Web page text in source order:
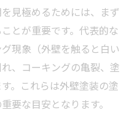
壁塗装の知識
節と理由を比較表で解
ット・デメリットを知
見極めるためには、まず
とが重要です。代表的な
現象（外壁を触ると白い
、コーキングの亀裂、塗
。これらは外壁塗装の塗
要な目安となります。